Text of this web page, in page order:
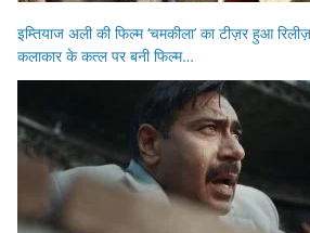
इम्तियाज अली की फिल्म ‘चमकीला’ का टीज़र हुआ
कलाकार के कत्ल पर बनी फिल्म…